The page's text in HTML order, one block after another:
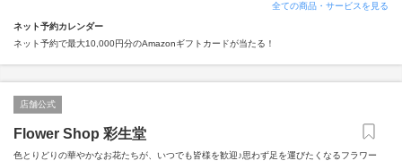
全ての商品・サービスを見る
ネット予約カレンダー
ネット予約で最大10,000円分のAmazonギフトカードが当たる！
店舗公式
Flower Shop 彩生堂
色とりどりの華やかなお花たちが、いつでも皆様を歓迎♪思わず足を運びたくなるフラワー